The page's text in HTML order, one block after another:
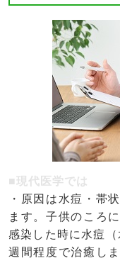
■現代医学では
・原因は水痘・帯
ます。子供のころ
感染した時に水痘
週間程度で治癒し